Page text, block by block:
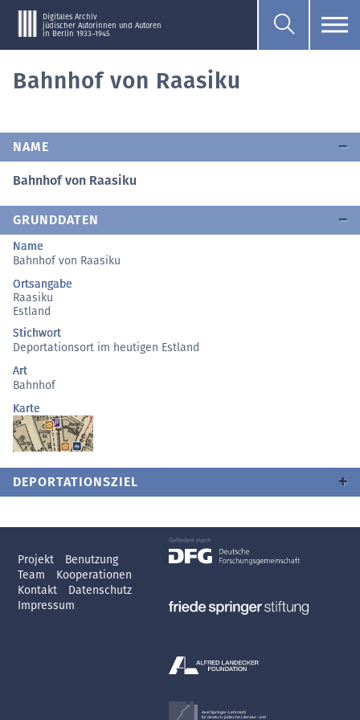
Digitales Archiv
jüdischer Autorinnen und Autoren
in Berlin 1933–1945
Bahnhof von Raasiku
NAME
Bahnhof von Raasiku
GRUNDDATEN
Name
Bahnhof von Raasiku
Ortsangabe
Raasiku
Estland
Stichwort
Deportationsort im heutigen Estland
Art
Bahnhof
Karte
DEPORTATIONSZIEL
Projekt
Benutzung
Team
Kooperationen
Kontakt
Datenschutz
Impressum
Axel Springer-Lehrstuhl
für deutsch-jüdische Literatur- und